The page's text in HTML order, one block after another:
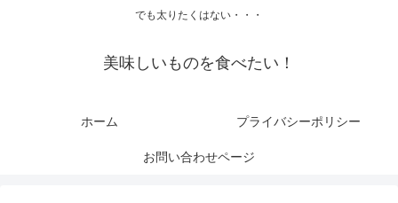
でも太りたくはない・・・
美味しいものを食べたい！
ホーム プライバシーポリシー
お問い合わせページ